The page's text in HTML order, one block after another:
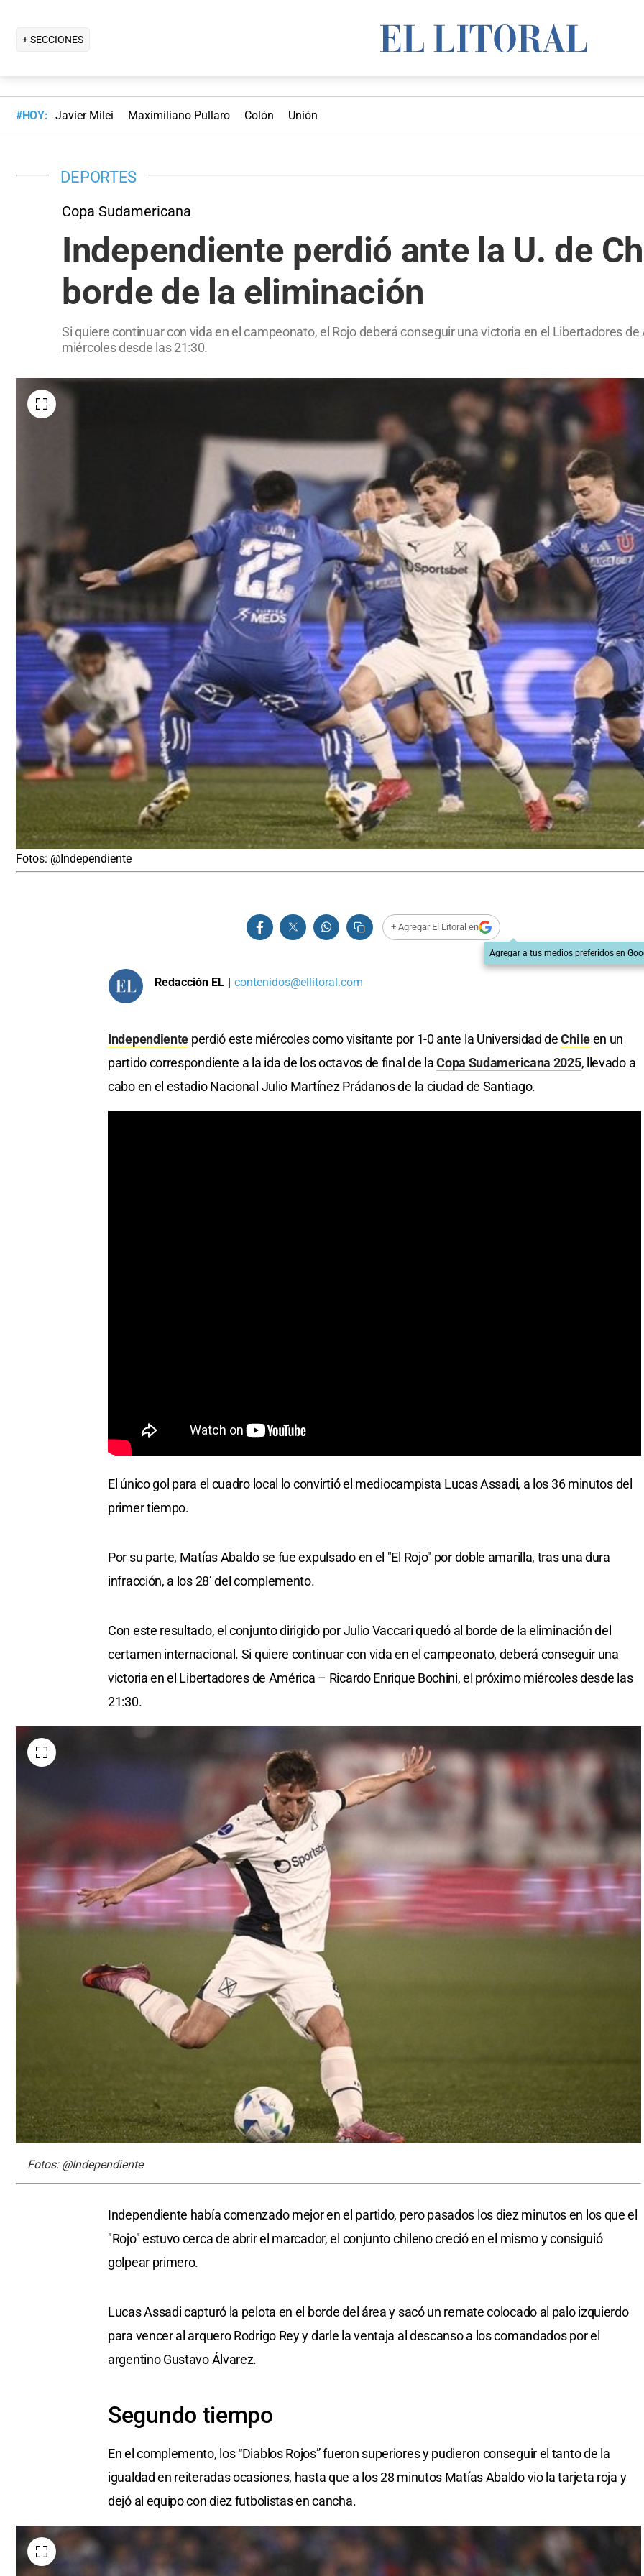
+ SECCIONES
#HOY: Javier Milei Maximiliano Pullaro Colón Unión
DEPORTES
Copa Sudamericana
Independiente perdió ante la U. de
borde de la eliminación
Si quiere continuar con vida en el campeonato, el Rojo deberá conseguir una victoria en el Libertadores
miércoles desde las 21:30.
Fotos: @Independiente
+ Agregar El Litoral en
Agregar a tus medios preferidos en
Redacción EL | contenidos@ellitoral.com
Independiente perdió este miércoles como visitante por 1-0 ante la Universidad deChileen un
partido correspondiente a la ida de los octavos de final de laCopa Sudamericana 2025, llevado a
cabo en el estadio Nacional Julio Martínez Prádanos de la ciudad de Santiago.
El único gol para el cuadro local lo convirtió el mediocampista Lucas Assadi, a los 36 minutos del
primer tiempo.
Por su parte, Matías Abaldo se fue expulsado en el "El Rojo" por doble amarilla, tras una dura
infracción, a los 28’ del complemento.
Con este resultado, el conjunto dirigido por Julio Vaccari quedó al borde de la eliminación del
certamen internacional. Si quiere continuar con vida en el campeonato, deberá conseguir una
victoria en el Libertadores de América – Ricardo Enrique Bochini, el próximo miércoles desde las
21:30.
Fotos: @Independiente
Independiente había comenzado mejor en el partido, pero pasados los diez minutos en los que el
"Rojo" estuvo cerca de abrir el marcador, el conjunto chileno creció en el mismo y consiguió
golpear primero.
Lucas Assadi capturó la pelota en el borde del área y sacó un remate colocado al palo izquierdo
para vencer al arquero Rodrigo Rey y darle la ventaja al descanso a los comandados por el
argentino Gustavo Álvarez.
Segundo tiempo
En el complemento, los “Diablos Rojos” fueron superiores y pudieron conseguir el tanto de la
igualdad en reiteradas ocasiones, hasta que a los 28 minutos Matías Abaldo vio la tarjeta roja y
dejó al equipo con diez futbolistas en cancha.